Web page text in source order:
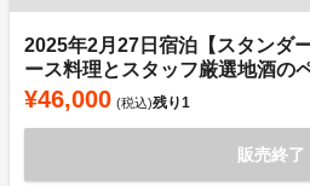
2025年2月27日宿泊【スタンダ
ース料理とスタッフ厳選地酒の
¥46,000 (税込)残り1
販売終了